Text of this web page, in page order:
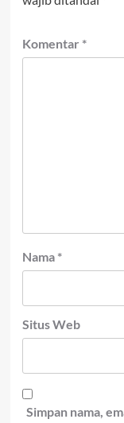
Komentar *
Nama *
Situs Web
Simpan nama,